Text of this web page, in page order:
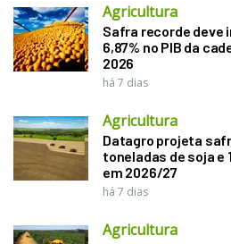
Agricultura
Safra recorde deve
6,87% no PIB da
2026
há 7 dias
Agricultura
Datagro projeta
toneladas de soja e
em 2026/27
há 7 dias
Agricultura